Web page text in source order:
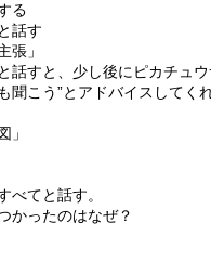
る
話す
張」
話すと、少し後にピカチュ
聞こう”とアドバイスしてくれ
」
べてと話す。
かったのはなぜ？